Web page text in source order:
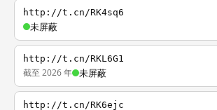
http://t.cn/RK4sq6
未屏蔽
http://t.cn/RKL6G1
截至 2026 年 未屏蔽
http://t.cn/RK6ejc